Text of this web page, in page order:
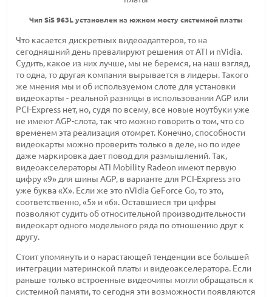
Чип SiS 963L установлен на южном мосту системной платы
Что касается дискретных видеоадаптеров, то на
сегодняшний день превалируют решения от ATI и nVidia.
Судить, какое из них лучше, мы не беремся, на наш взгляд,
то одна, то другая компания вырывается в лидеры. Такого
же мнения мы и об используемом слоте для установки
видеокарты - реальной разницы в использовании AGP или
PCI-Express нет, но, судя по всему, все новые ноутбуки уже
не имеют AGP-слота, так что можно говорить о том, что со
временем эта реализация отомрет. Конечно, способности
видеокарты можно проверить только в деле, но по идее
даже маркировка дает повод для размышлений. Так,
видеоакселераторы ATI Mobility Radeon имеют первую
цифру «9» для шины AGP, в варианте для PCI-Express это
уже буква «Х». Если же это nVidia GeForce Go, то это,
соответственно, «5» и «6». Оставшиеся три цифры
позволяют судить об относительной производительности
видеокарт одного модельного ряда по отношению друг к
другу.
Стоит упомянуть и о нарастающей тенденции все большей
интеграции материнской платы и видеоакселератора. Если
раньше только встроенные видеочипы могли обращаться к
системной памяти, то сегодня эти возможности появляются